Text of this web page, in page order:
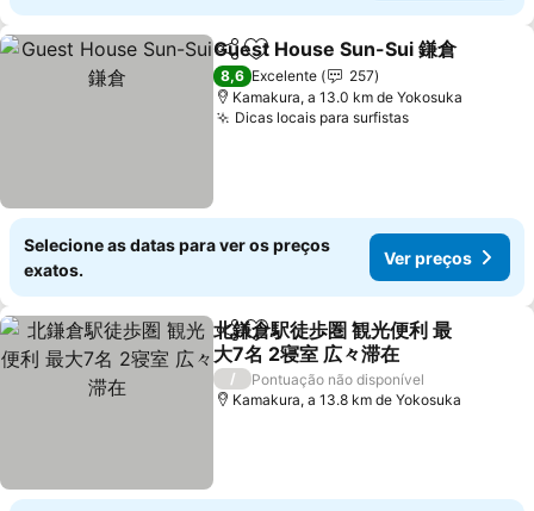
PartilharAdicionar aos favoritos
Guest House Sun-Sui 鎌倉
8,6 Excelente
257
Kamakura, a 13.0 km de Yokosuka
Dicas locais para surfistasVer preços
Selecione as datas para ver os preços
exatos.
Ver preços
PartilharAdicionar aos favoritos
北鎌倉駅徒歩圏 観光便利 最
大7名 2寝室 広々滞在
Ver preços
/
Pontuação não disponível
Kamakura, a 13.8 km de Yokosuka